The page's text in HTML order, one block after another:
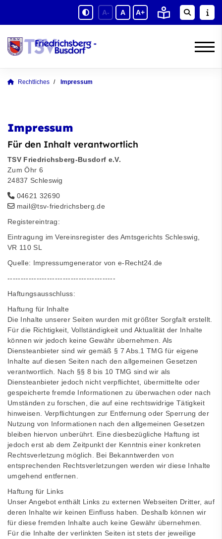
A- A A+
Rechtliches Impressum
Impressum
Für den Inhalt verantwortlich
TSV Friedrichsberg-Busdorf e.V.
Zum Öhr 6
24837 Schleswig
04621 32690
mail@tsv-friedrichsberg.de
Registereintrag:
Eintragung im Vereinsregister des Amtsgerichts Schleswig,
VR 110 SL
Quelle: Impressumgenerator von e-Recht24.de
-----------------------------------------
Haftungsausschluss:
Haftung für Inhalte
Die Inhalte unserer Seiten wurden mit größter Sorgfalt erstellt.
Für die Richtigkeit, Vollständigkeit und Aktualität der Inhalte
können wir jedoch keine Gewähr übernehmen. Als
Diensteanbieter sind wir gemäß § 7 Abs.1 TMG für eigene
Inhalte auf diesen Seiten nach den allgemeinen Gesetzen
verantwortlich. Nach §§ 8 bis 10 TMG sind wir als
Diensteanbieter jedoch nicht verpflichtet, übermittelte oder
gespeicherte fremde Informationen zu überwachen oder nach
Umständen zu forschen, die auf eine rechtswidrige Tätigkeit
hinweisen. Verpflichtungen zur Entfernung oder Sperrung der
Nutzung von Informationen nach den allgemeinen Gesetzen
bleiben hiervon unberührt. Eine diesbezügliche Haftung ist
jedoch erst ab dem Zeitpunkt der Kenntnis einer konkreten
Rechtsverletzung möglich. Bei Bekanntwerden von
entsprechenden Rechtsverletzungen werden wir diese Inhalte
umgehend entfernen.
Haftung für Links
Unser Angebot enthält Links zu externen Webseiten Dritter, auf
deren Inhalte wir keinen Einfluss haben. Deshalb können wir
für diese fremden Inhalte auch keine Gewähr übernehmen.
Für die Inhalte der verlinkten Seiten ist stets der jeweilige